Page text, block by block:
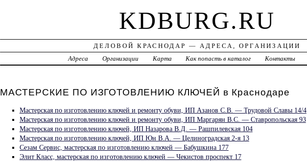
KDBURG.RU
ДЕЛОВОЙ КРАСНОДАР — АДРЕСА, ОРГАНИЗАЦИИ
Адреса
Организации Карта Как попасть в каталог Контакты
МАСТЕРСКИЕ ПО ИЗГОТОВЛЕНИЮ КЛЮЧЕЙ в Краснодаре
Мастерская по изготовлению ключей и ремонту обуви, ИП Азанов С.В. — Трудовой Славы 14/4
Мастерская по изготовлению ключей и ремонту обуви, ИП Маргарян В.С. — Ставропольская 93
Мастерская по изготовлению ключей, ИП Назарова В.Д. — Рашпилевская 104
Мастерская по изготовлению ключей, ИП Юн В.А. — Целиноградская 2-я 13
Сезам Сервис, мастерская по изготовлению ключей — Бабушкина 177
Элит Класс, мастерская по изготовлению ключей — Чекистов проспект 17